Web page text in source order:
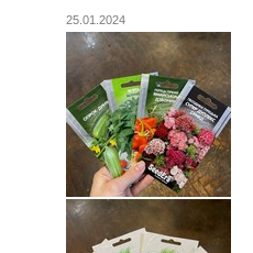
25.01.2024